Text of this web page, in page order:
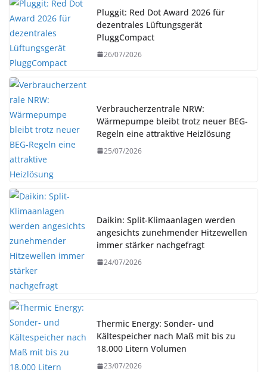
Pluggit: Red Dot Award 2026 für
dezentrales Lüftungsgerät
PluggCompact
26/07/2026
Verbraucherzentrale NRW:
Wärmepumpe bleibt trotz neuer BEG-
Regeln eine attraktive Heizlösung
25/07/2026
Daikin: Split-Klimaanlagen werden
angesichts zunehmender Hitzewellen
immer stärker nachgefragt
24/07/2026
Thermic Energy: Sonder- und
Kältespeicher nach Maß mit bis zu
18.000 Litern Volumen
23/07/2026